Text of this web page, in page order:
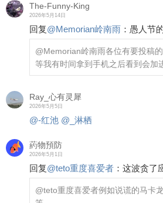
The-Funny-King
2026年5月14日
回复@Memorian岭南雨 ： 愚人节
@Memorian岭南雨各位有要投稿
等我有时间拿到手机之后看到会加
Ray_心有灵犀
2026年5月5日
@-红池 @_淋栖
葯物預防
2026年5月1日
回复@teto重度喜爱者 ： 这波贪了
@teto重度喜爱者例如说谎的马卡